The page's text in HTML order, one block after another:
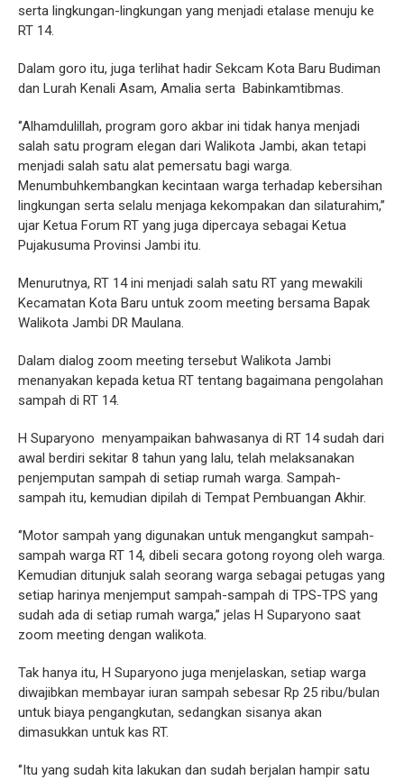
serta lingkungan-lingkungan yang menjadi etalase menuju ke
RT 14.
Dalam goro itu, juga terlihat hadir Sekcam Kota Baru Budiman
dan Lurah Kenali Asam, Amalia serta Babinkamtibmas.
‘’Alhamdulillah, program goro akbar ini tidak hanya menjadi
salah satu program elegan dari Walikota Jambi, akan tetapi
menjadi salah satu alat pemersatu bagi warga.
Menumbuhkembangkan kecintaan warga terhadap kebersihan
lingkungan serta selalu menjaga kekompakan dan silaturahim,’’
ujar Ketua Forum RT yang juga dipercaya sebagai Ketua
Pujakusuma Provinsi Jambi itu.
Menurutnya, RT 14 ini menjadi salah satu RT yang mewakili
Kecamatan Kota Baru untuk zoom meeting bersama Bapak
Walikota Jambi DR Maulana.
Dalam dialog zoom meeting tersebut Walikota Jambi
menanyakan kepada ketua RT tentang bagaimana pengolahan
sampah di RT 14.
H Suparyono menyampaikan bahwasanya di RT 14 sudah dari
awal berdiri sekitar 8 tahun yang lalu, telah melaksanakan
penjemputan sampah di setiap rumah warga. Sampah-
sampah itu, kemudian dipilah di Tempat Pembuangan Akhir.
‘’Motor sampah yang digunakan untuk mengangkut sampah-
sampah warga RT 14, dibeli secara gotong royong oleh warga.
Kemudian ditunjuk salah seorang warga sebagai petugas yang
setiap harinya menjemput sampah-sampah di TPS-TPS yang
sudah ada di setiap rumah warga,’’ jelas H Suparyono saat
zoom meeting dengan walikota.
Tak hanya itu, H Suparyono juga menjelaskan, setiap warga
diwajibkan membayar iuran sampah sebesar Rp 25 ribu/bulan
untuk biaya pengangkutan, sedangkan sisanya akan
dimasukkan untuk kas RT.
‘’Itu yang sudah kita lakukan dan sudah berjalan hampir satu